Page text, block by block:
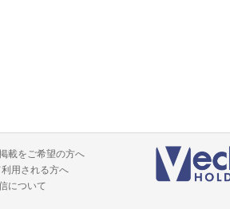
載をご希望の方へ
用される方へ
について